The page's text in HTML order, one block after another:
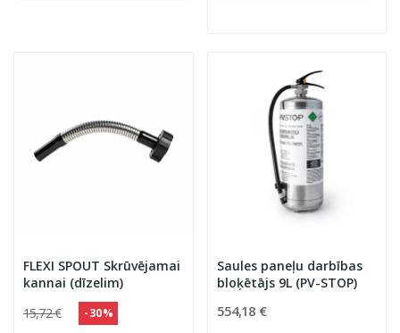
FLEXI SPOUT Skrūvējamai
kannai (dīzelim)
15,72 €
- 30 %
Saules paneļu darbības
bloķētājs 9L (PV-STOP)
554,18 €